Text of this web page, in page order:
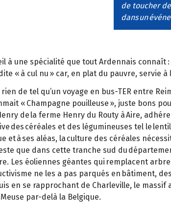
de toucher
dans un
à une spécialité que tout Ardennais
« à cul nu » car, en plat du pauvre, servie à
de tel qu’un voyage en bus-TER entre
« Champagne pouilleuse », juste bons
de la ferme Henry du Routy à Aire,
des céréales et des légumineuses tel le
et à ses aléas, la culture des céréales
que dans cette tranche sud du
Les éoliennes géantes qui remplacent
ne les a pas parqués en bâtiment,
en se rapprochant de Charleville, le
par-delà la Belgique.